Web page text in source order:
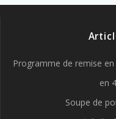
Programme de remise
en
Soupe de